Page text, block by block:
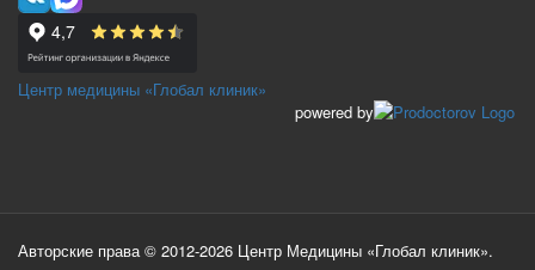
Центр медицины «Глобал клиник»
powered by
Авторские права © 2012-2026 Центр Медицины «Глобал клиник».